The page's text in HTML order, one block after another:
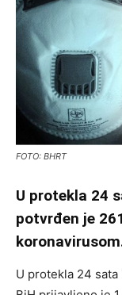
FOTO: BHRT
U protekla 24
potvrđen je
U protekla 24